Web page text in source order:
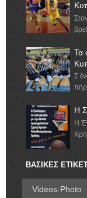
Τα
Σ
Η
Η
ΒΑΣΙΚΕΣ
Videos-Photo